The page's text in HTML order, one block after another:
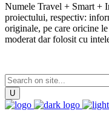
Numele Travel + Smart +
proiectului, respectiv:
originale, pe care oricine
moderat dar folosit cu